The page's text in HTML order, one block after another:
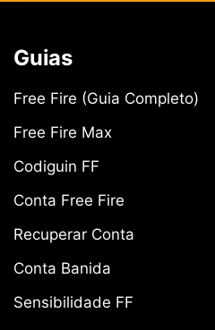
Guias
Free Fire (Guia Completo)
Free Fire Max
Codiguin FF
Conta Free Fire
Recuperar Conta
Conta Banida
Sensibilidade FF